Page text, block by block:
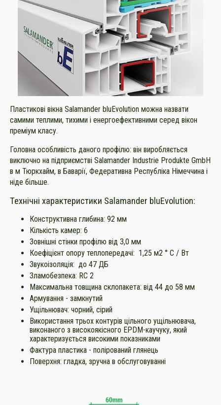
Пластикові вікна Salamander bluEvolution можна назвати
самими теплими, тихими і енергоефективними серед вікон
преміум класу.
Головна особливість даного профілю: він виробляється
виключно на підприємстві Salamander Industrie Produkte GmbH
в м Тюркхайм, в Баварії, Федеративна Республіка Німеччина і
ніде більше.
Технічні характеристики Salamander bluEvolution:
Конструктивна глибина: 92 мм
Кількість камер: 6
Зовнішні стінки профілю від 3,0 мм
Коефіцієнт опору теплопередачі: 1,25 м2 ° С / Вт
Звукоізоляція: до 47 ДБ
Зламобезпека: RC 2
Максимальна товщина склопакета: від 44 до 58 мм
Армування - замкнутий
Ущільнювач: чорний, сірий
Використання трьох контурів цільного ущільнювача,
виконаного з високоякісного EPDM-каучуку, який
характеризується високими показниками
Фактура пластика - полірований глянець
Поверхня: гладка, зручна в обслуговуванні